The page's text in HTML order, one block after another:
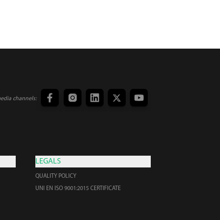
channels:
LEGALS
QUALITY POLICY
UNI EN ISO 9001:2015 CERTIFICATE